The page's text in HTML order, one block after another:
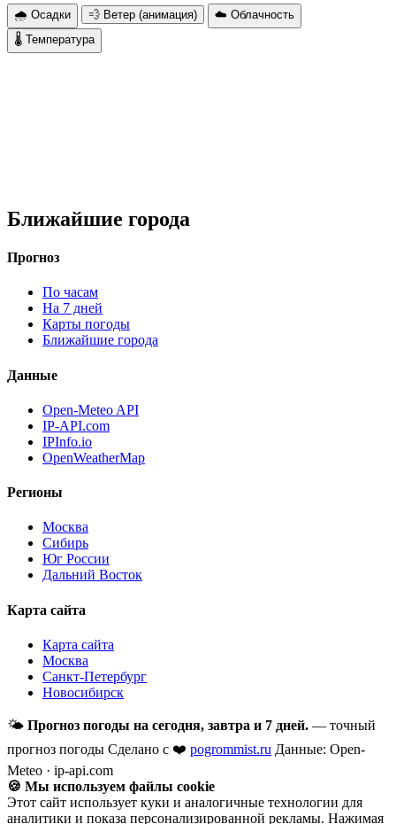
🌧 Осадки 💨 Ветер (анимация)
☁️ Облачность
🌡 Температура
Ближайшие города
Прогноз
По часам
На 7 дней
Карты погоды
Ближайшие города
Данные
Open-Meteo API
IP-API.com
IPInfo.io
OpenWeatherMap
Регионы
Москва
Сибирь
Юг России
Дальний Восток
Карта сайта
Карта сайта
Москва
Санкт-Петербург
Новосибирск
🌤 Прогноз погоды на сегодня, завтра и 7 дней. — точный
прогноз погоды Сделано с ❤️ pogrommist.ru Данные: Open-
Meteo · ip-api.com
🍪 Мы используем файлы cookie
Этот сайт использует куки и аналогичные технологии для
аналитики и показа персонализированной рекламы. Нажимая